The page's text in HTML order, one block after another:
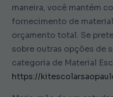
maneira, você mantém
fornecimento de
orçamento total. Se
sobre outras opções de
categoria de Material
https://